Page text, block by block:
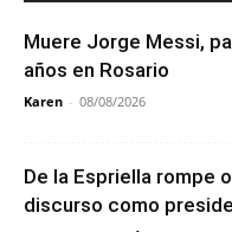
Muere Jorge Messi,
años en Rosario
Karen - 08/08/2026
De la Espriella rompe
discurso como